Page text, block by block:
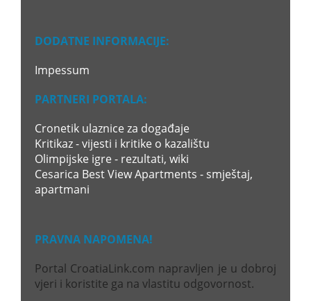
DODATNE INFORMACIJE:
Impessum
PARTNERI PORTALA:
Cronetik ulaznice za događaje
Kritikaz - vijesti i kritike o kazalištu
Olimpijske igre - rezultati, wiki
Cesarica Best View Apartments - smještaj,
apartmani
PRAVNA NAPOMENA!
Portal CroatiaLink.com napravljen je u dobroj
vjeri i koristite ga na vlastitu odgovornost.